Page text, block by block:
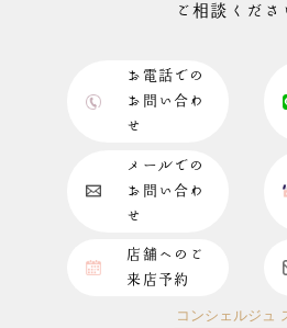
ご相談くださ
お電話での
お問い合わ
せ
メールでの
お問い合わ
せ
店舗へのご
来店予約
コンシェルジュ